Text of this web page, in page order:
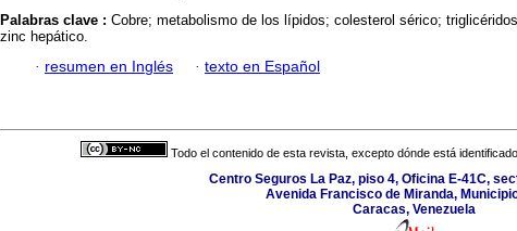
Palabras clave : Cobre; metabolismo de los lípidos; colesterol sérico;
zinc hepático.
· resumen en Inglés · texto en Español
Todo el contenido de esta revista, excepto dónde está
Centro Seguros La Paz, piso 4, Oficina E-41C,
Avenida Francisco de Miranda,
Caracas, Venezuela